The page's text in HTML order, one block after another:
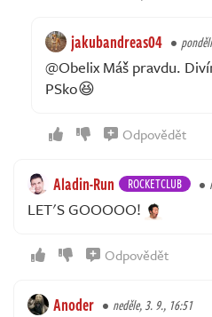
jakubandreas04
@Obelix Máš pravdu.
PSko😆
Odpovědět
Aladin-Run ROCKETCLUB
LET'S GOOOOO!
Odpovědět
Anoder neděle, 3. 9., 16:51